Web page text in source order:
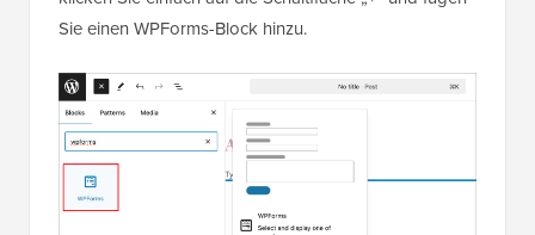
Sie einen WPForms-Block hinzu.